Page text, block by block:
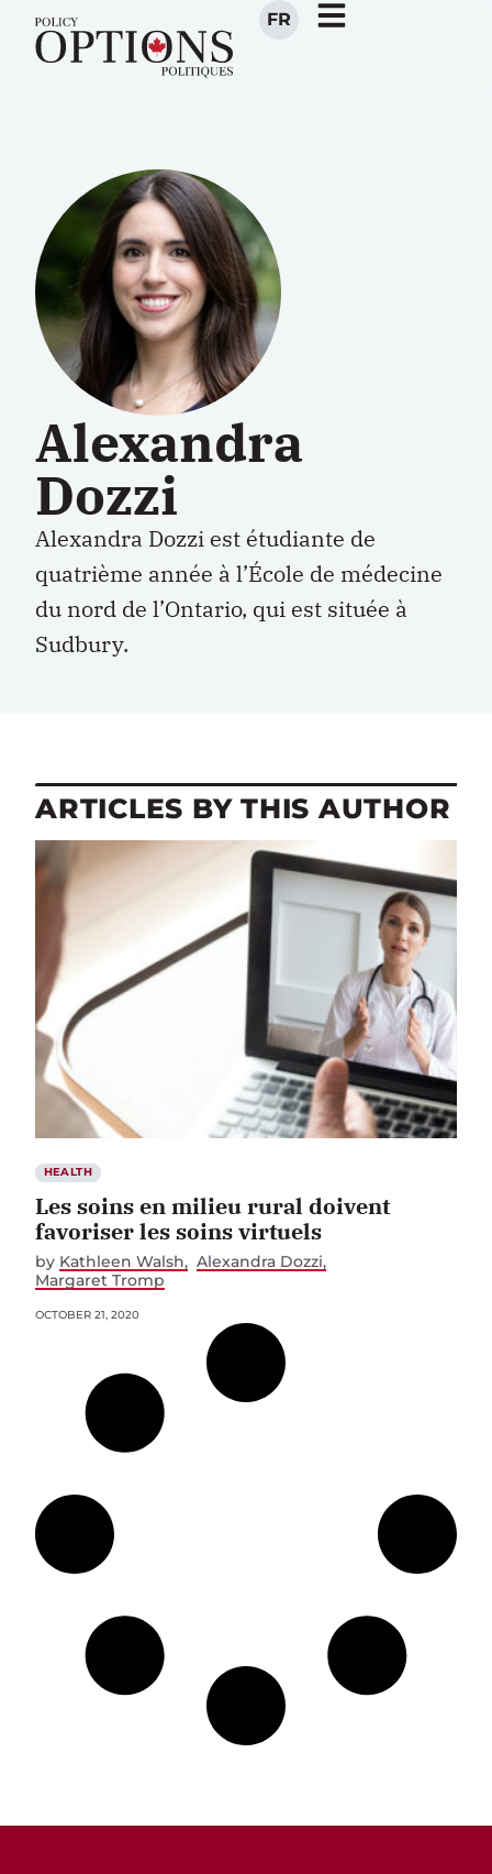
FR
Alexandra
Dozzi
Alexandra Dozzi est étudiante de
quatrième année à l’École de médecine
du nord de l’Ontario, qui est située à
Sudbury.
ARTICLES BY THIS AUTHOR
HEALTH
Les soins en milieu rural doivent
favoriser les soins virtuels
by Kathleen Walsh
Alexandra Dozzi
Margaret Tromp
OCTOBER 21, 2020